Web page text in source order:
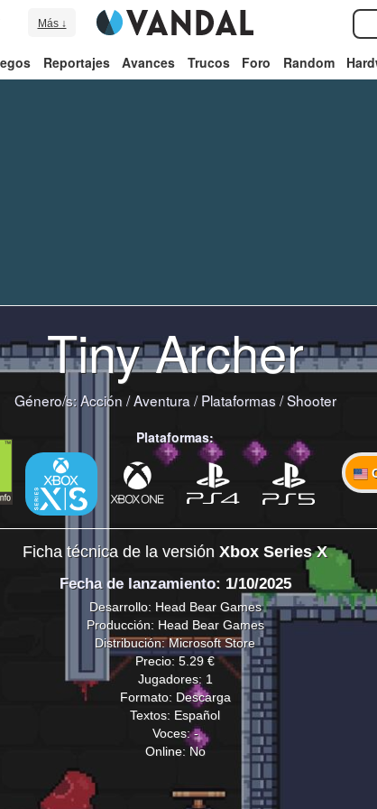
Más ↓
Reportajes Avances Trucos Foro Random
Tiny Archer
Género/s:Acción /Aventura /Plataformas/Shooter
Plataformas:
Ficha técnica de la versión Xbox Series X
Fecha de lanzamiento: 1/10/2025
Desarrollo: Head Bear Games
Producción: Head Bear Games
Distribución: Microsoft Store
Precio: 5.29 €
Jugadores: 1
Formato: Descarga
Textos: Español
Voces: -
Online: No